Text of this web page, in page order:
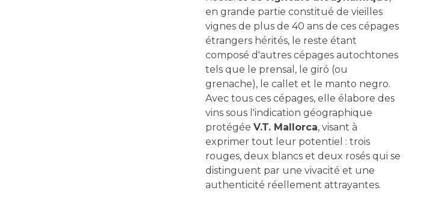
en grande partie constitué de vieilles
vignes de plus de 40 ans de ces cépages
étrangers hérités, le reste étant
composé d'autres cépages autochtones
tels que le prensal, le giró (ou
grenache), le callet et le manto negro.
Avec tous ces cépages, elle élabore des
vins sous l'indication géographique
protégée V.T. Mallorca, visant à
exprimer tout leur potentiel : trois
rouges, deux blancs et deux rosés qui se
distinguent par une vivacité et une
authenticité réellement attrayantes.